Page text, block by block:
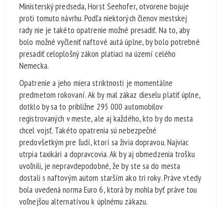
Ministerský predseda, Horst Seehofer, otvorene bojuje
proti tomuto návrhu. Podľa niektorých členov mestskej
rady nie je takéto opatrenie možné presadiť. Na to, aby
bolo možné vyčleniť naftové autá úplne, by bolo potrebné
presadiť celoplošný zákon platiaci na území celého
Nemecka.
Opatrenie a jeho miera striktnosti je momentálne
predmetom rokovaní. Ak by mal zákaz dieselu platiť úplne,
dotklo by sa to približne 295 000 automobilov
registrovaných v meste, ale aj každého, kto by do mesta
chcel vojsť. Takéto opatrenia sú nebezpečné
predovšetkým pre ľudí, ktorí sa živia dopravou. Najviac
utrpia taxikári a dopravcovia. Ak by aj obmedzenia trošku
uvoľnili, je nepravdepodobné, že by ste sa do mesta
dostali s naftovým autom starším ako tri roky. Práve vtedy
bola uvedená norma Euro 6, ktorá by mohla byť práve tou
voľnejšou alternatívou k úplnému zákazu.